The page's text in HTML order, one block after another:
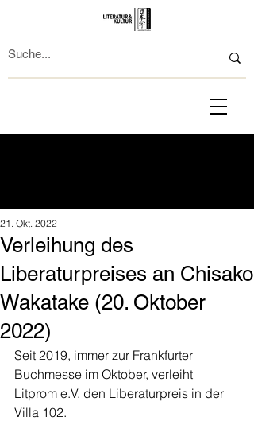
Verleihung des
Liberaturpreises an Chisako
Wakatake (20. Oktober
2022)
21. Okt. 2022
Seit 2019, immer zur Frankfurter
Buchmesse im Oktober, verleiht
Litprom e.V. den Liberaturpreis in der
Villa 102.